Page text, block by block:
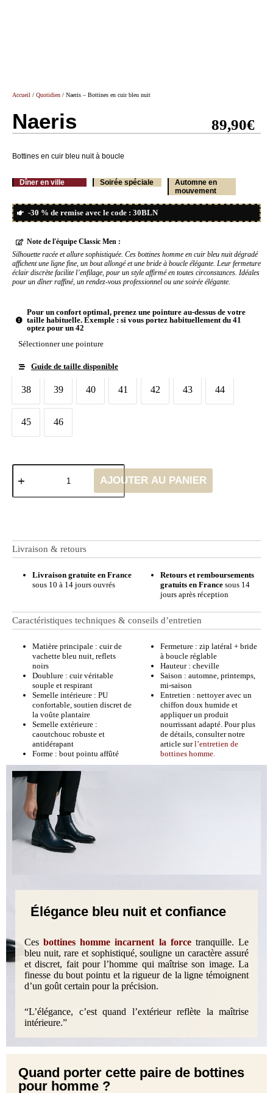
Accueil / Quotidien / Naeris – Bottines en cuir bleu nuit
Naeris 89,90€
Bottines en cuir bleu nuit à boucle
Dîner en ville Soirée spéciale
Automne en
mouvement
-30 % de remise avec le code : 30BLN
Note de l'équipe Classic Men :
Silhouette racée et allure sophistiquée. Ces bottines homme en cuir bleu nuit dégradé
affichent une ligne fine, un bout allongé et une bride à boucle élégante. Leur fermeture
éclair discrète facilite l’enfilage, pour un style affirmé en toutes circonstances. Idéales
pour un dîner raffiné, un rendez-vous professionnel ou une soirée élégante.
Pour un confort optimal, prenez une pointure au-dessus de votre
taille habituelle. Exemple : si vous portez habituellement du 41
optez pour un 42
Sélectionner une pointure
Guide de taille disponible
Taille chaussures
38
38 39
39 40
40 41
41 42
42 43
43 44
44
45
45 46
46
AJOUTER AU PANIER
Caractéristiques techniques & conseils d’entretien
Matière principale : cuir de
vachette bleu nuit, reflets
noirs
Doublure : cuir véritable
souple et respirant
Semelle intérieure : PU
confortable, soutien discret de
la voûte plantaire
Semelle extérieure :
caoutchouc robuste et
antidérapant
Forme : bout pointu affûté
Fermeture : zip latéral + bride
à boucle réglable
Hauteur : cheville
Saison : automne, printemps,
mi-saison
Entretien : nettoyer avec un
chiffon doux humide et
appliquer un produit
nourrissant adapté. Pour plus
de détails, consulter notre
article surl’entretien de
bottines homme.
Livraison & retours
Livraison gratuite en France
sous 10 à 14 jours ouvrés
Retours et remboursements
gratuits en France sous 14
jours après réception
Élégance bleu nuit et confiance
Ces bottines homme incarnent la forcetranquille. Le
bleu nuit, rare et sophistiqué, souligne un caractère assuré
et discret, fait pour l’homme qui maîtrise son image. La
finesse du bout pointu et la rigueur de la ligne témoignent
d’un goût certain pour la précision.
“L’élégance, c’est quand l’extérieur reflète la maîtrise
intérieure.”
Quand porter cette paire de bottines
pour homme ?